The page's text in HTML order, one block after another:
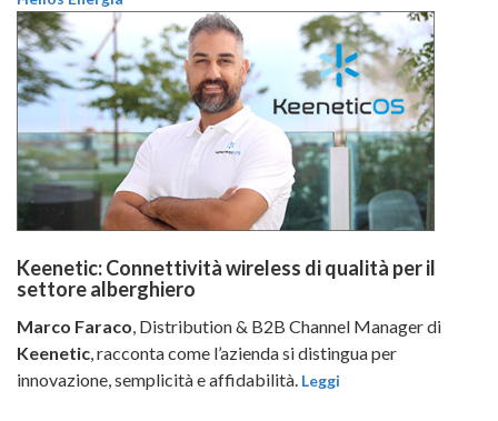
Keenetic: Connettività wireless di qualità per il
settore alberghiero
Marco Faraco, Distribution & B2B Channel Manager di
Keenetic, racconta come l’azienda si distingua per
innovazione, semplicità e affidabilità. Leggi